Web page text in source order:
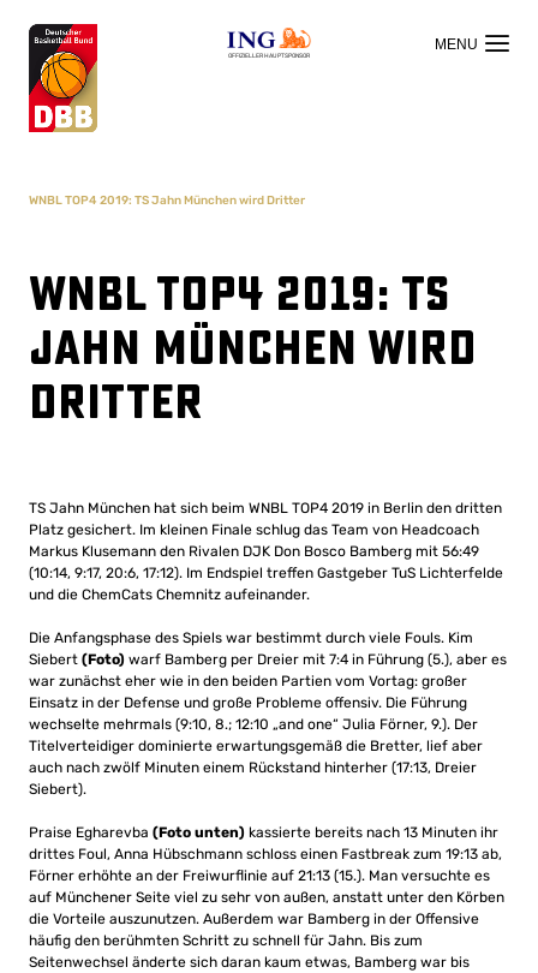
OFFIZIELLER HAUPTSPONSOR
WNBL TOP4 2019: TS Jahn München wird Dritter
WNBL TOP4 2019: TS
Jahn München wird
Dritter
TS Jahn München hat sich beim WNBL TOP4 2019 in Berlin den dritten
Platz gesichert. Im kleinen Finale schlug das Team von Headcoach
Markus Klusemann den Rivalen DJK Don Bosco Bamberg mit 56:49
(10:14, 9:17, 20:6, 17:12). Im Endspiel treffen Gastgeber TuS Lichterfelde
und die ChemCats Chemnitz aufeinander.
Die Anfangsphase des Spiels war bestimmt durch viele Fouls. Kim
Siebert (Foto) warf Bamberg per Dreier mit 7:4 in Führung (5.), aber es
war zunächst eher wie in den beiden Partien vom Vortag: großer
Einsatz in der Defense und große Probleme offensiv. Die Führung
wechselte mehrmals (9:10, 8.; 12:10 „and one“ Julia Förner, 9.). Der
Titelverteidiger dominierte erwartungsgemäß die Bretter, lief aber
auch nach zwölf Minuten einem Rückstand hinterher (17:13, Dreier
Siebert).
Praise Egharevba (Foto unten) kassierte bereits nach 13 Minuten ihr
drittes Foul, Anna Hübschmann schloss einen Fastbreak zum 19:13 ab,
Förner erhöhte an der Freiwurflinie auf 21:13 (15.). Man versuchte es
auf Münchener Seite viel zu sehr von außen, anstatt unter den Körben
die Vorteile auszunutzen. Außerdem war Bamberg in der Offensive
häufig den berühmten Schritt zu schnell für Jahn. Bis zum
Seitenwechsel änderte sich daran kaum etwas, Bamberg war bis